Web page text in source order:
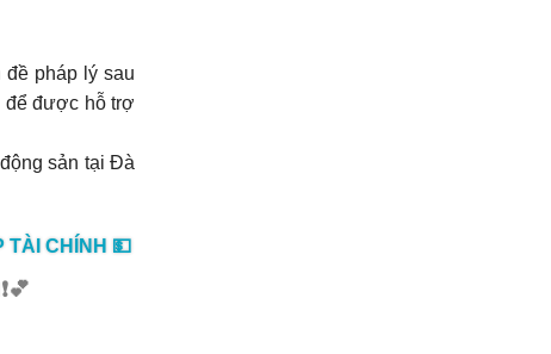
pháp lý sau
để được hỗ trợ
sản tại Đà
TÀI CHÍNH 💵